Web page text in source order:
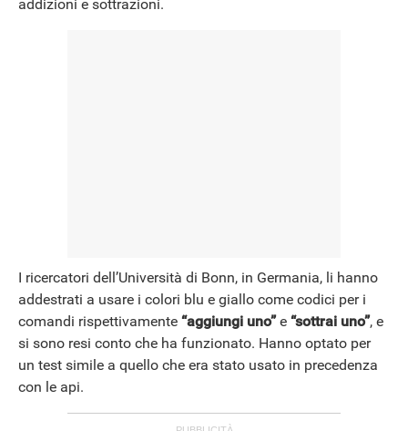
addizioni e sottrazioni.
I ricercatori dell’Università di Bonn, in Germania, li hanno
addestrati a usare i colori blu e giallo come codici per i
comandi rispettivamente “aggiungi uno”e “sottrai uno”, e
si sono resi conto che ha funzionato. Hanno optato per
un test simile a quello che era stato usato in precedenza
con le api.